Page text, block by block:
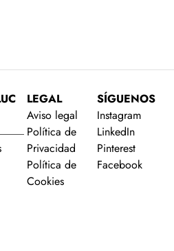
LEGAL
Aviso legal
Política de
Privacidad
Política de
Cookies
SÍGUENOS
Instagram
LinkedIn
Pinterest
Facebook